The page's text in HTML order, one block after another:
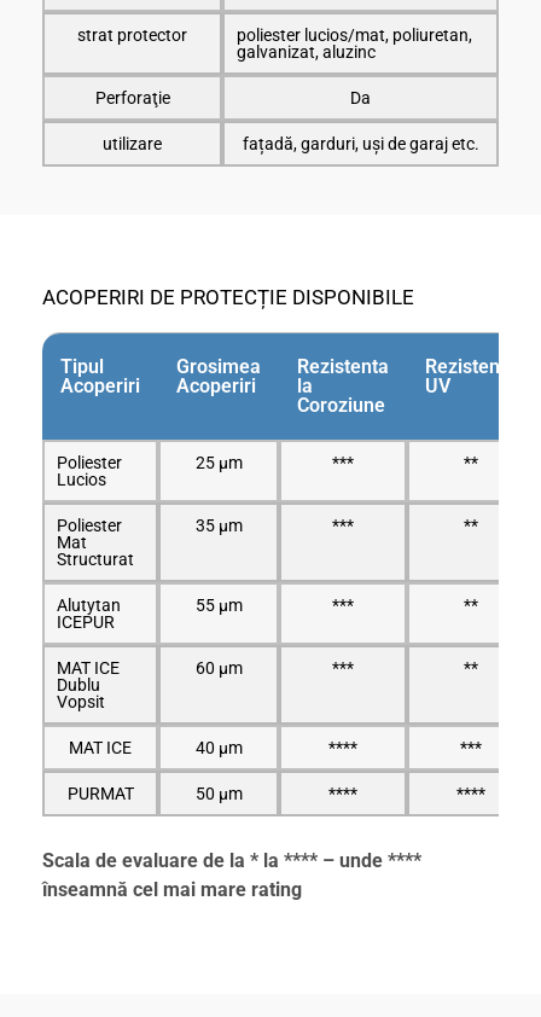
strat protector
poliester lucios/mat, poliuretan,
galvanizat, aluzinc
Perforaţie Da
utilizare fațadă, garduri, uși de garaj etc.
ACOPERIRI DE PROTECȚIE DISPONIBILE
Tipul
Acoperiri
Grosimea
Acoperiri
Rezistenta
la
Coroziune
Rezistenta
UV
Poliester
Lucios
25 μm *** **
Poliester
Mat
Structurat
35 μm *** **
Alutytan
ICEPUR
55 μm *** **
MAT ICE
Dublu
Vopsit
60 μm *** **
MAT ICE 40 μm **** ***
PURMAT 50 μm **** ****
Scala de evaluare de la * la **** – unde ****
înseamnă cel mai mare rating